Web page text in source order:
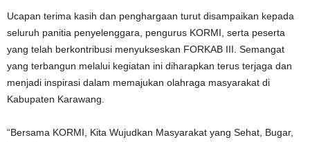
Ucapan terima kasih dan penghargaan turut disampaikan kepada
seluruh panitia penyelenggara, pengurus KORMI, serta peserta
yang telah berkontribusi menyukseskan FORKAB III. Semangat
yang terbangun melalui kegiatan ini diharapkan terus terjaga dan
menjadi inspirasi dalam memajukan olahraga masyarakat di
Kabupaten Karawang.
“Bersama KORMI, Kita Wujudkan Masyarakat yang Sehat, Bugar,